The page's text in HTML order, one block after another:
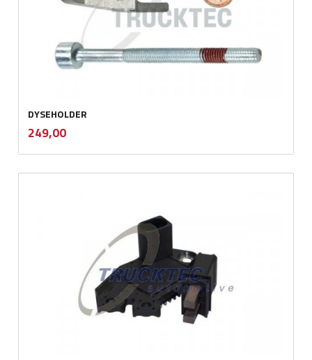
DYSEHOLDER
Pris
249,00mva.